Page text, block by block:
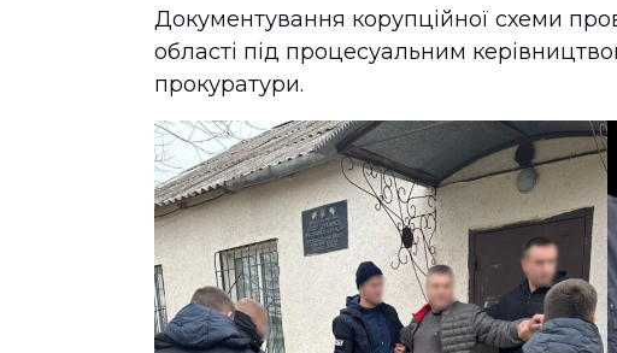
Документування корупційної схеми
області під процесуальним
прокуратури.